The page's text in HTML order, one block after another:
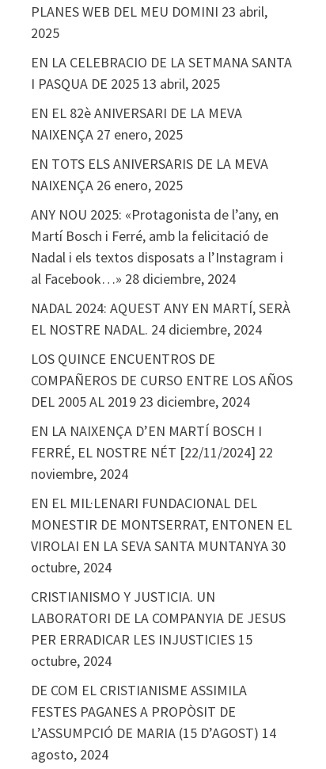
PLANES WEB DEL MEU DOMINI 23 abril,
2025
EN LA CELEBRACIO DE LA SETMANA SANTA
I PASQUA DE 2025 13 abril, 2025
EN EL 82è ANIVERSARI DE LA MEVA
NAIXENÇA 27 enero, 2025
EN TOTS ELS ANIVERSARIS DE LA MEVA
NAIXENÇA 26 enero, 2025
ANY NOU 2025: «Protagonista de l’any, en
Martí Bosch i Ferré, amb la felicitació de
Nadal i els textos disposats a l’Instagram i
al Facebook…» 28 diciembre, 2024
NADAL 2024: AQUEST ANY EN MARTÍ, SERÀ
EL NOSTRE NADAL. 24 diciembre, 2024
LOS QUINCE ENCUENTROS DE
COMPAÑEROS DE CURSO ENTRE LOS AÑOS
DEL 2005 AL 2019 23 diciembre, 2024
EN LA NAIXENÇA D’EN MARTÍ BOSCH I
FERRÉ, EL NOSTRE NÉT [22/11/2024] 22
noviembre, 2024
EN EL MIL·LENARI FUNDACIONAL DEL
MONESTIR DE MONTSERRAT, ENTONEN EL
VIROLAI EN LA SEVA SANTA MUNTANYA30
octubre, 2024
CRISTIANISMO Y JUSTICIA. UN
LABORATORI DE LA COMPANYIA DE JESUS
PER ERRADICAR LES INJUSTICIES 15
octubre, 2024
DE COM EL CRISTIANISME ASSIMILA
FESTES PAGANES A PROPÒSIT DE
L’ASSUMPCIÓ DE MARIA (15 D’AGOST) 14
agosto, 2024